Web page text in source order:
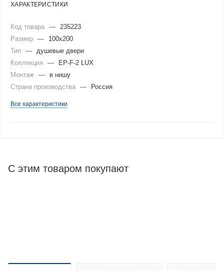
ХАРАКТЕРИСТИКИ
Код товара —
235223
Размер —
100x200
Тип
—
душевые двери
Коллекция
—
EP-F-2 LUX
Монтаж —
в нишу
Страна производства — Россия
Все характеристики
С этим товаром покупают